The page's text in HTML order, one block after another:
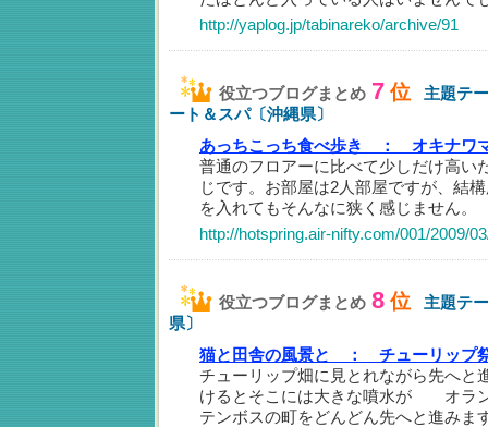
http://yaplog.jp/tabinareko/archive/91
役立つブログまとめ 7 位
主題テ
ート＆スパ〔沖縄県〕
あっちこっち食べ歩き ：
オキナワ
普通のフロアーに比べて少しだけ高い
じです。お部屋は2人部屋ですが、結
を入れてもそんなに狭く感じません。
http://hotspring.air-nifty.com/001/2009/
役立つブログまとめ 8 位
主題テ
県〕
猫と田舎の風景と ：
チューリップ
チューリップ畑に見とれながら先へ
けるとそこには大きな噴水が オラ
テンボスの町をどんどん先へと進みま